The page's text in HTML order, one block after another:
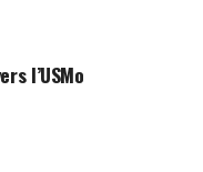
l’USMo